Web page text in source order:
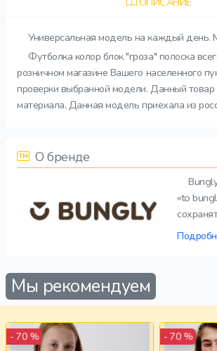
Универсальная модель на каждый день.
Футболка колор блок "гроза" полоска
розничном магазине Вашего населенного
проверки выбранной модели. Данный товар
материала. Данная модель приехала из
О бренде
«to
Мы рекомендуем
- 70 % - 70 %